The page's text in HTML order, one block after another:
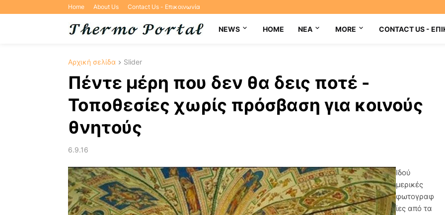
Home About Us Contact Us - Επικοινωνία
NEWS HOME NEA MORE CONTACT US -
Αρχική σελίδα Slider
Πέντε μέρη που δεν θα δεις ποτέ -
Τοποθεσίες χωρίς πρόσβαση για κοινούς
θνητούς
6.9.16
Ιδού
μερικές
φωτογραφ
ίες από τα